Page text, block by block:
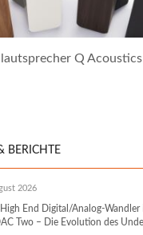
Q
BERICHTE
2026
High End Digital/Analog-
Two – Die Evolution des